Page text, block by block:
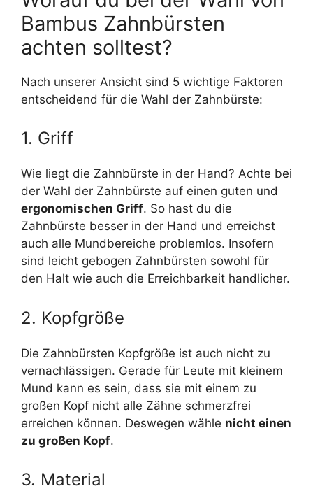
Bambus Zahnbürsten
achten solltest?
Nach unserer Ansicht sind 5 wichtige Faktoren
entscheidend für die Wahl der Zahnbürste:
1. Griff
Wie liegt die Zahnbürste in der Hand? Achte bei
der Wahl der Zahnbürste auf einen guten und
ergonomischen Griff. So hast du die
Zahnbürste besser in der Hand und erreichst
auch alle Mundbereiche problemlos. Insofern
sind leicht gebogen Zahnbürsten sowohl für
den Halt wie auch die Erreichbarkeit handlicher.
2. Kopfgröße
Die Zahnbürsten Kopfgröße ist auch nicht zu
vernachlässigen. Gerade für Leute mit kleinem
Mund kann es sein, dass sie mit einem zu
großen Kopf nicht alle Zähne schmerzfrei
erreichen können. Deswegen wähle nicht einen
zu großen Kopf.
3. Material